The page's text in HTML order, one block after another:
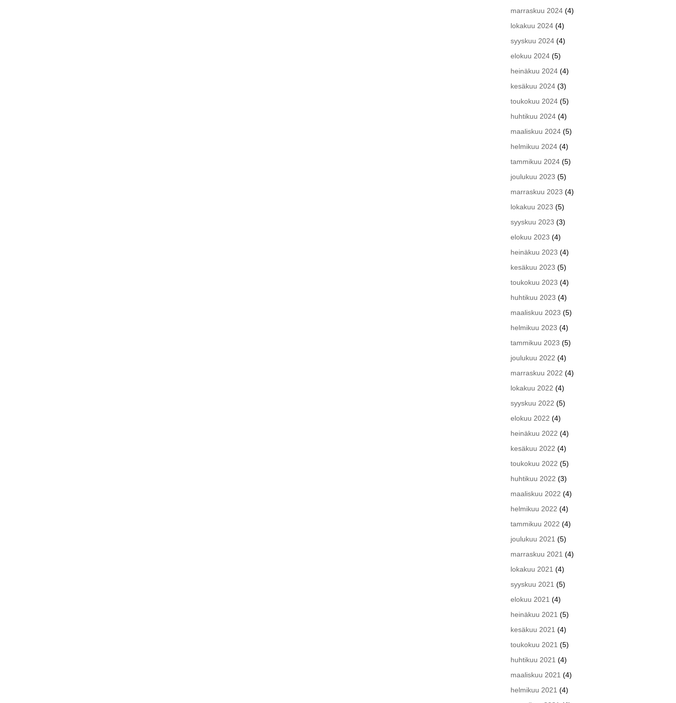
marraskuu 2024 (4)
lokakuu 2024 (4)
syyskuu 2024 (4)
elokuu 2024 (5)
heinäkuu 2024 (4)
kesäkuu 2024 (3)
toukokuu 2024 (5)
huhtikuu 2024 (4)
maaliskuu 2024 (5)
helmikuu 2024 (4)
tammikuu 2024 (5)
joulukuu 2023 (5)
marraskuu 2023 (4)
lokakuu 2023 (5)
syyskuu 2023 (3)
elokuu 2023 (4)
heinäkuu 2023 (4)
kesäkuu 2023 (5)
toukokuu 2023 (4)
huhtikuu 2023 (4)
maaliskuu 2023 (5)
helmikuu 2023 (4)
tammikuu 2023 (5)
joulukuu 2022 (4)
marraskuu 2022 (4)
lokakuu 2022 (4)
syyskuu 2022 (5)
elokuu 2022 (4)
heinäkuu 2022 (4)
kesäkuu 2022 (4)
toukokuu 2022 (5)
huhtikuu 2022 (3)
maaliskuu 2022 (4)
helmikuu 2022 (4)
tammikuu 2022 (4)
joulukuu 2021 (5)
marraskuu 2021 (4)
lokakuu 2021 (4)
syyskuu 2021 (5)
elokuu 2021 (4)
heinäkuu 2021 (5)
kesäkuu 2021 (4)
toukokuu 2021 (5)
huhtikuu 2021 (4)
maaliskuu 2021 (4)
helmikuu 2021 (4)